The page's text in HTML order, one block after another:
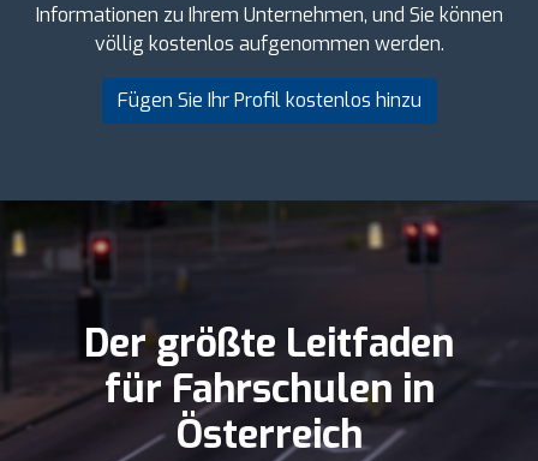
Informationen zu Ihrem Unternehmen, und Sie können
völlig kostenlos aufgenommen werden.
Fügen Sie Ihr Profil kostenlos hinzu
Der größte Leitfaden
für Fahrschulen in
Österreich